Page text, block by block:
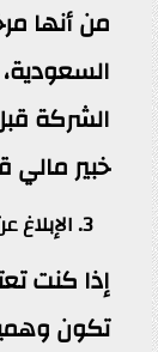
من أنها
الشركة
خبير مالي
3. الإبلاغ عن أي شركة مشبوهة
إذا كنت
تكون